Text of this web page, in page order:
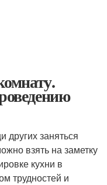
заняться
взять на заметку
кухни в
трудностей и